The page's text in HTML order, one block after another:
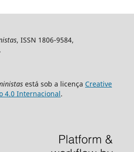
, ISSN 1806-9584,
está sob a licença Creative
4.0 Internacional.